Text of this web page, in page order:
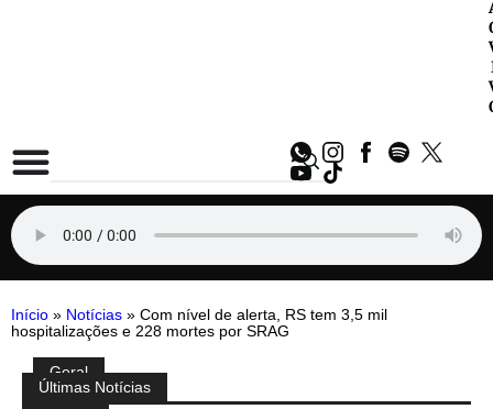
Início » Notícias » Com nível de alerta, RS tem 3,5 mil
hospitalizações e 228 mortes por SRAG
Compartilhe:
Geral
PÚltimas Notícias